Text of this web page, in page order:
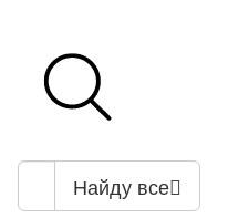
Найду все